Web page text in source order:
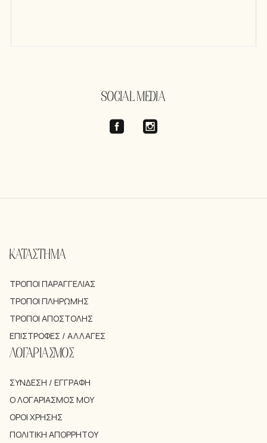
SOCIAL MEDIA
ΚΑΤΑΣΤΗΜΑ
ΤΡΌΠΟΙ ΠΑΡΑΓΓΕΛΊΑΣ
ΤΡΌΠΟΙ ΠΛΗΡΩΜΉΣ
ΤΡΌΠΟΙ ΑΠΟΣΤΟΛΉΣ
ΕΠΙΣΤΡΟΦΈΣ / ΑΛΛΑΓΈΣ
ΛΟΓΑΡΙΑΣΜΟΣ
ΣΎΝΔΕΣΗ / ΕΓΓΡΑΦΉ
Ο ΛΟΓΑΡΙΑΣΜΌΣ ΜΟΥ
ΌΡΟΙ ΧΡΉΣΗΣ
ΠΟΛΙΤΙΚΉ ΑΠΟΡΡΉΤΟΥ